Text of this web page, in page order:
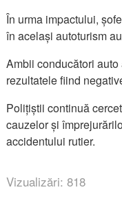
În urma impactului,
în același autoturism
Ambii conducători
rezultatele fiind
Polițiștii continuă
cauzelor și
accidentului rutier.
Vizualizări: 818